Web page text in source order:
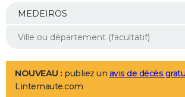
Mobiles
Meilleur smartphone
Internet
Ordinateurs
Jeux vidéo
Guide high-tech
Aménagement intérieur
LIFESTYLE
Art de vivre
Bien-être
Loisirs
Mode
Modes de vie
NOUVEAU : publiez un avis de décès
Linternaute.com